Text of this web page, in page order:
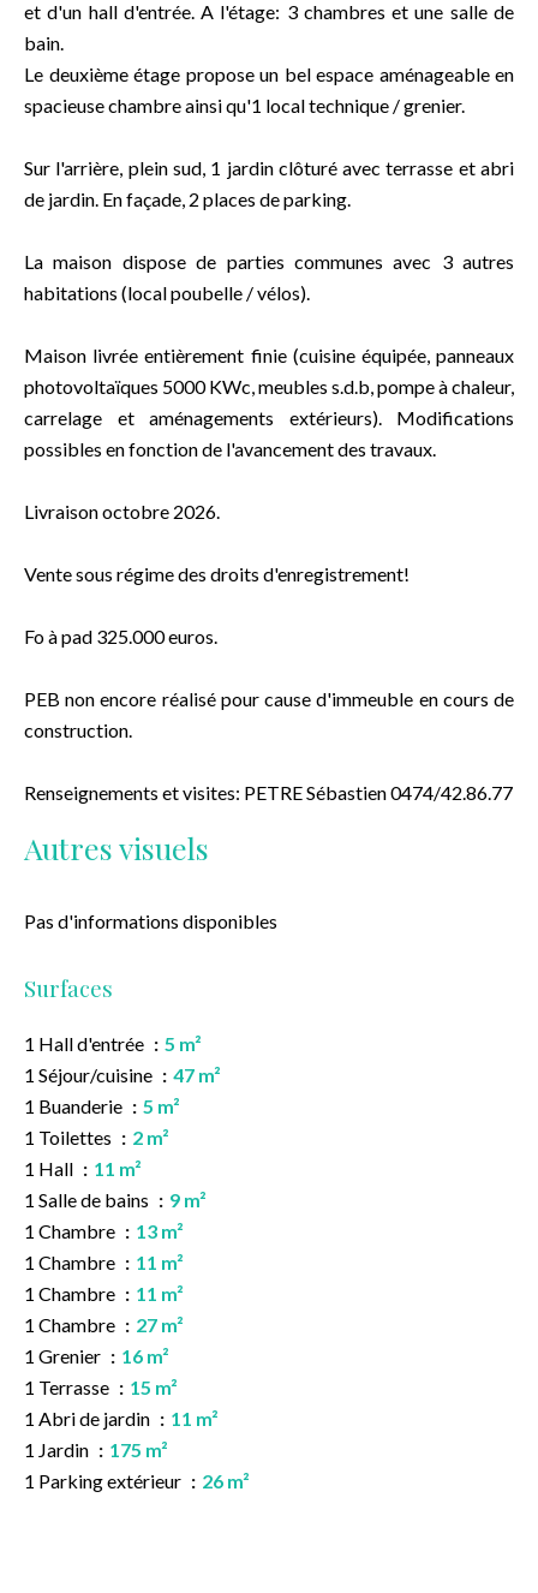
et d'un hall d'entrée. A l'étage: 3 chambres et une salle de
bain.
Le deuxième étage propose un bel espace aménageable en
spacieuse chambre ainsi qu'1 local technique / grenier.
Sur l'arrière, plein sud, 1 jardin clôturé avec terrasse et abri
de jardin. En façade, 2 places de parking.
La maison dispose de parties communes avec 3 autres
habitations (local poubelle / vélos).
Maison livrée entièrement finie (cuisine équipée, panneaux
photovoltaïques 5000 KWc, meubles s.d.b, pompe à chaleur,
carrelage et aménagements extérieurs). Modifications
possibles en fonction de l'avancement des travaux.
Livraison octobre 2026.
Vente sous régime des droits d'enregistrement!
Fo à pad 325.000 euros.
PEB non encore réalisé pour cause d'immeuble en cours de
construction.
Renseignements et visites: PETRE Sébastien 0474/42.86.77
Autres visuels
Pas d'informations disponibles
Surfaces
1 Hall d'entrée
5 m²
1 Séjour/cuisine
47 m²
1 Buanderie
5 m²
1 Toilettes
2 m²
1 Hall
11 m²
1 Salle de bains
9 m²
1 Chambre
13 m²
1 Chambre
11 m²
1 Chambre
11 m²
1 Chambre
27 m²
1 Grenier
16 m²
1 Terrasse
15 m²
1 Abri de jardin
11 m²
1 Jardin
175 m²
1 Parking extérieur
26 m²